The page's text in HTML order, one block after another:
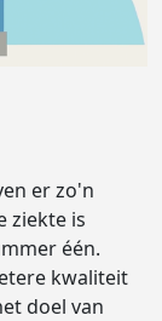
er zo'n
ziekte is
één.
kwaliteit
doel van